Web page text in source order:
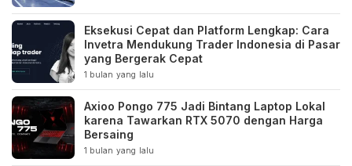
Eksekusi Cepat dan Platform Lengkap: Cara
Invetra Mendukung Trader Indonesia di Pasar
yang Bergerak Cepat
1 bulan yang lalu
Axioo Pongo 775 Jadi Bintang Laptop Lokal
karena Tawarkan RTX 5070 dengan Harga
Bersaing
1 bulan yang lalu